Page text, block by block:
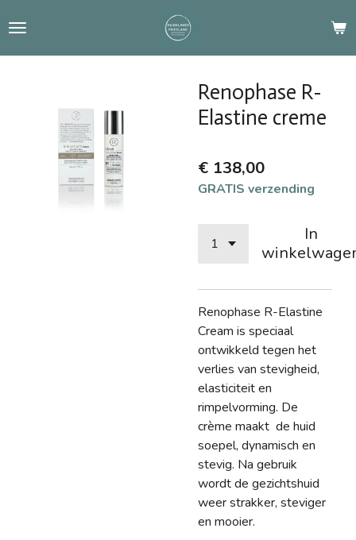
direct
naar
Renophase R-
Elastine creme
€ 138,00
GRATIS verzending
In
Renophase R-Elastine
Cream is speciaal
ontwikkeld tegen het
verlies van stevigheid,
elasticiteit en
rimpelvorming. De
crème maakt de huid
soepel, dynamisch en
stevig. Na gebruik
wordt de gezichtshuid
weer strakker, steviger
en mooier.